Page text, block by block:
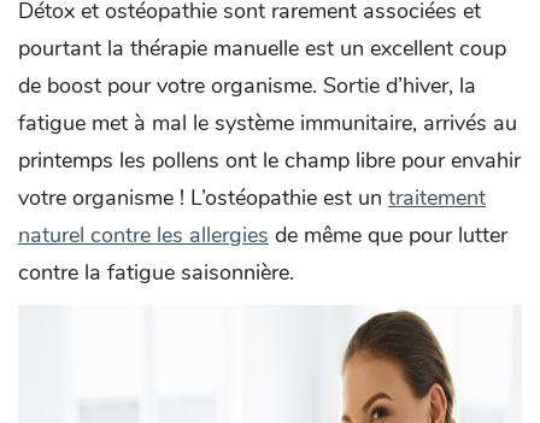
Détox et ostéopathie sont rarement associées et
pourtant la thérapie manuelle est un excellent coup
de boost pour votre organisme. Sortie d’hiver, la
fatigue met à mal le système immunitaire, arrivés au
printemps les pollens ont le champ libre pour envahir
votre organisme ! L’ostéopathie est un traitement
naturel contre les allergies de même que pour lutter
contre la fatigue saisonnière.